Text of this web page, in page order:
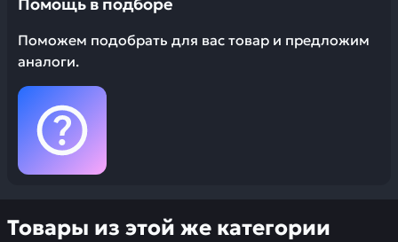
Поможем подобрать для вас товар и предложим
аналоги.
Товары из этой же категории